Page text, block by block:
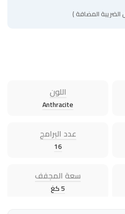
المضافة )
اللون
Anthracite
عدد البرامج
16
سعة المجفف
5 كغ